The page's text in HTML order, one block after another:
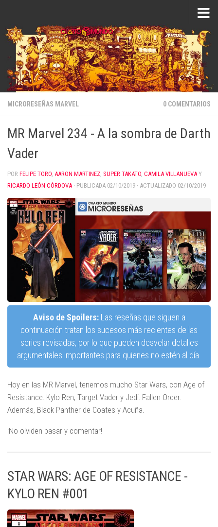
MICRORESEÑAS MARVEL 0 COMENTARIOS
MR Marvel 234 - A la sombra de Darth
Vader
POR FELIPE TORO, AARON MARTINEZ, SUPER TAKATO, CAMILA VILLANUEVA Y
RICARDO LEÓN CÓRDOVA · PUBLICADA 02/10/2019 · ACTUALIZADO 02/10/2019
Aviso de Spoilers:Las reseñas que siguen a
continuación tratan los sucesos más recientes de las
series revisadas, por lo que pueden desvelar detalles
argumentales importantes para quienes no estén al día.
Hoy en las MR Marvel, tenemos mucho Star Wars, con Age of
Resistance: Kylo Ren, Target Vader y Jedi: Fallen Order.
Además, Black Panther de Coates y Acuña.
¡No olviden pasar y comentar!
STAR WARS: AGE OF RESISTANCE -
KYLO REN #001